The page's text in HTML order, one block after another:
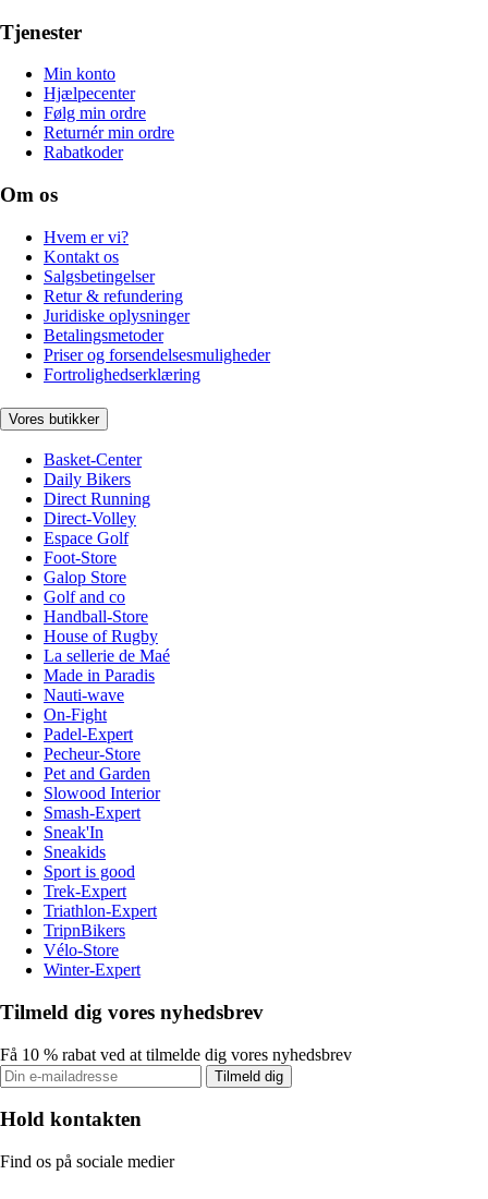
Tjenester
Min konto
Hjælpecenter
Følg min ordre
Returnér min ordre
Rabatkoder
Om os
Hvem er vi?
Kontakt os
Salgsbetingelser
Retur & refundering
Juridiske oplysninger
Betalingsmetoder
Priser og forsendelsesmuligheder
Fortrolighedserklæring
Vores butikker
Basket-Center
Daily Bikers
Direct Running
Direct-Volley
Espace Golf
Foot-Store
Galop Store
Golf and co
Handball-Store
House of Rugby
La sellerie de Maé
Made in Paradis
Nauti-wave
On-Fight
Padel-Expert
Pecheur-Store
Pet and Garden
Slowood Interior
Smash-Expert
Sneak'In
Sneakids
Sport is good
Trek-Expert
Triathlon-Expert
TripnBikers
Vélo-Store
Winter-Expert
Tilmeld dig vores nyhedsbrev
Få 10 % rabat ved at tilmelde dig vores nyhedsbrev
Tilmeld dig
Hold kontakten
Find os på sociale medier